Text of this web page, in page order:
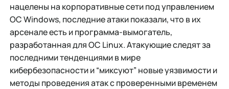
нацелены на корпоративные сети под управлением
OC Windows, последние атаки показали, что в их
арсенале есть и программа-вымогатель,
разработанная для ОС Linux. Атакующие следят за
последними тенденциями в мире
кибербезопасности и “миксуют” новые уязвимости и
методы проведения атак с проверенными временем